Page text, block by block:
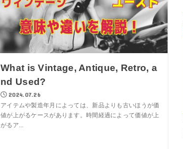
What is Vintage, Antique, Retro, a
nd Used?
2024.07.26
アイテムや製造年月によっては、新品よりも古いほうが価
値が上がるケースがあります。時間経過によって価値が上
がるア...